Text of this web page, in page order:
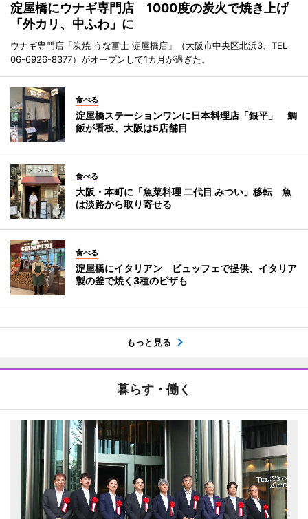
淀屋橋にウナギ専門店 1000度の炭火で焼き上げ
「外カリ、中ふわ」に
ウナギ専門店「炭焼 うな富士 淀屋橋店」（大阪市中央区北浜3、TEL
06-6926-8377）がオープンして1カ月が過ぎた。
食べる
淀屋橋ステーションワンに日本料理店「銀平」 鯛
飯が看板、大阪は5店舗目
食べる
大阪・本町に「魚菜料理 二代目 みつい」移転 魚
は淡路から取り寄せる
食べる
淀屋橋にイタリアン ビュッフェで提供、イタリア
製の釜で焼く3種のピザも
もっと見る
暮らす・働く